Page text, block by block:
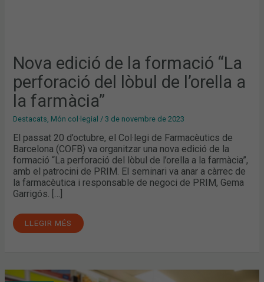
Nova edició de la formació “La
perforació del lòbul de l’orella a
la farmàcia”
Destacats, Món col·legial /3 de novembre de 2023
El passat 20 d’octubre, el Col·legi de Farmacèutics de
Barcelona (COFB) va organitzar una nova edició de la
formació “La perforació del lòbul de l’orella a la farmàcia”,
amb el patrocini de PRIM. El seminari va anar a càrrec de
la farmacèutica i responsable de negoci de PRIM, Gema
Garrigós. […]
LLEGIR MÉS